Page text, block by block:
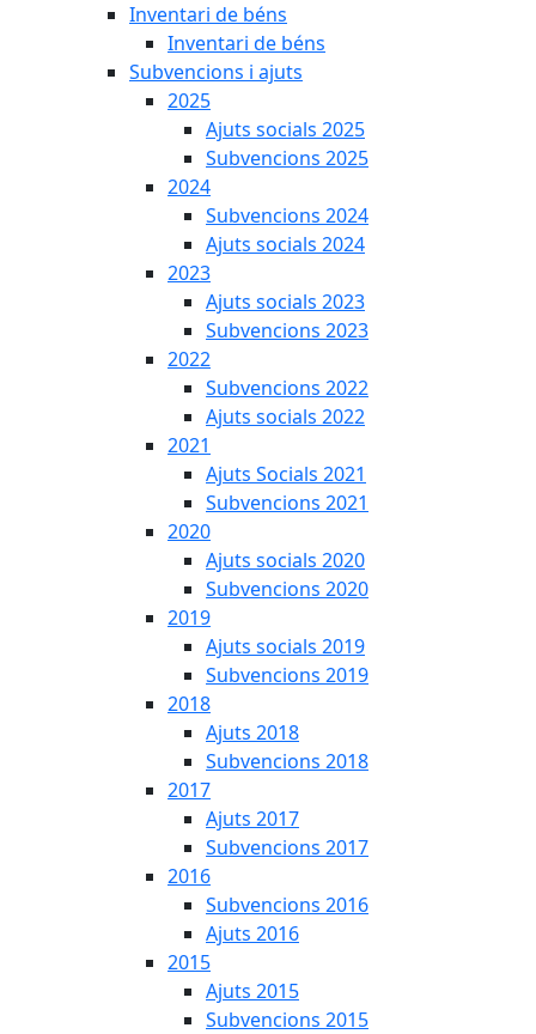
Inventari de béns
Inventari de béns
Subvencions i ajuts
2025
Ajuts socials 2025
Subvencions 2025
2024
Subvencions 2024
Ajuts socials 2024
2023
Ajuts socials 2023
Subvencions 2023
2022
Subvencions 2022
Ajuts socials 2022
2021
Ajuts Socials 2021
Subvencions 2021
2020
Ajuts socials 2020
Subvencions 2020
2019
Ajuts socials 2019
Subvencions 2019
2018
Ajuts 2018
Subvencions 2018
2017
Ajuts 2017
Subvencions 2017
2016
Subvencions 2016
Ajuts 2016
2015
Ajuts 2015
Subvencions 2015